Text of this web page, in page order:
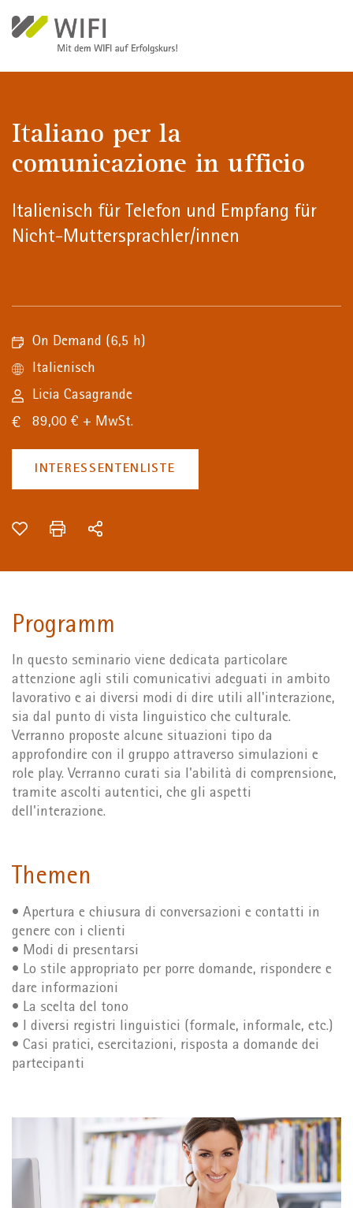
Italiano per la
comunicazione in ufficio
Italienisch für Telefon und Empfang für
Nicht-Muttersprachler/innen
On Demand (6,5 h)
Italienisch
Licia Casagrande
89,00 € + MwSt.
INTERESSENTENLISTE
Programm
In questo seminario viene dedicata particolare
attenzione agli stili comunicativi adeguati in ambito
lavorativo e ai diversi modi di dire utili all'interazione,
sia dal punto di vista linguistico che culturale.
Verranno proposte alcune situazioni tipo da
approfondire con il gruppo attraverso simulazioni e
role play. Verranno curati sia l'abilità di comprensione,
tramite ascolti autentici, che gli aspetti
dell'interazione.
Themen
• Apertura e chiusura di conversazioni e contatti in
genere con i clienti
• Modi di presentarsi
• Lo stile appropriato per porre domande, rispondere e
dare informazioni
• La scelta del tono
• I diversi registri linguistici (formale, informale, etc.)
• Casi pratici, esercitazioni, risposta a domande dei
partecipanti